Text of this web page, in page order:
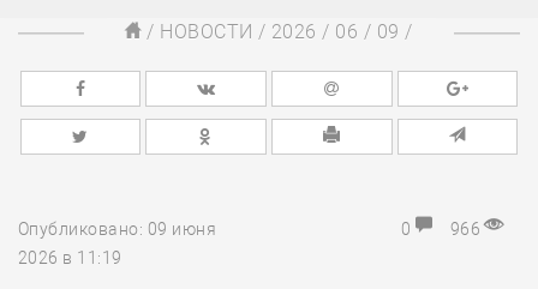
/ НОВОСТИ / 2026 / 06 / 09 /
Опубликовано: 09 июня
2026 в 11:19
0 966